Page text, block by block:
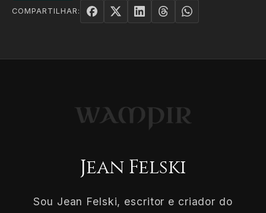
COMPARTILHAR:
Jean Felski
Sou Jean Felski, escritor e criador do